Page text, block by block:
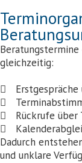
gleichzeitig:
Rückrufe
Dadurch
und unklare